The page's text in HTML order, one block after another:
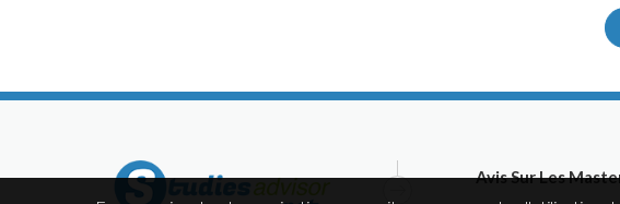
Avis Sur Les